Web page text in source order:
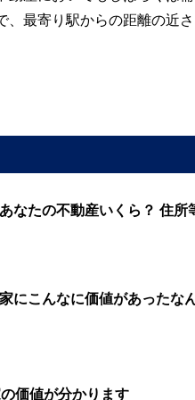
最寄り駅からの距離の近
なたの不動産いくら？ 住
にこんなに価値があったな
価値が分かります